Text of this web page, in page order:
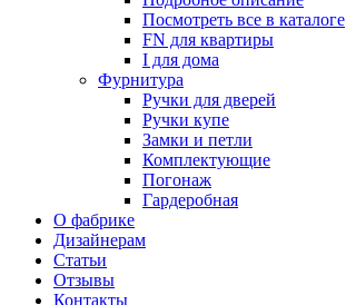
Посмотреть все в каталоге
FN для квартиры
I для дома
Фурнитура
Ручки для дверей
Ручки купе
Замки и петли
Комплектующие
Погонаж
Гардеробная
О фабрике
Дизайнерам
Статьи
Отзывы
Контакты